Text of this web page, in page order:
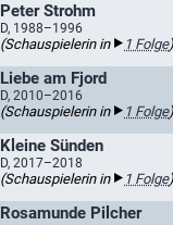
Peter Strohm
D, 1988–1996
(Schauspielerin in 1 Folge)
Liebe am Fjord
D, 2010–2016
(Schauspielerin in 1 Folge)
Kleine Sünden
D, 2017–2018
(Schauspielerin in 1 Folge)
Rosamunde Pilcher